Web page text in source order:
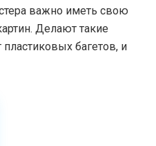
важно иметь свою
Делают такие
багетов, и